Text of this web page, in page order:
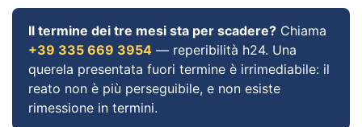
Il termine dei tre mesi sta per scadere? Chiama
+39 335 669 3954 — reperibilità h24. Una
querela presentata fuori termine è irrimediabile: il
reato non è più perseguibile, e non esiste
rimessione in termini.